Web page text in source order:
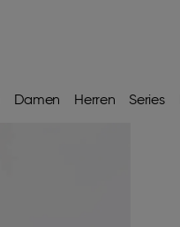
Damen Herren Series